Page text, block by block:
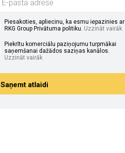
Piesakoties, apliecinu, ka esmu iepazinies ar
RKG Group Privātuma politiku. Uzzināt vairāk
Piekrītu komerciālu paziņojumu turpmākai
saņemšanai dažādos saziņas kanālos.
Uzzināt vairāk
Saņemt atlaidi